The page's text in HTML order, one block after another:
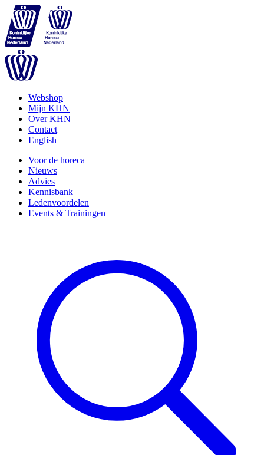
Webshop
Mijn KHN
Over KHN
Contact
English
Voor de horeca
Nieuws
Advies
Kennisbank
Ledenvoordelen
Events & Trainingen